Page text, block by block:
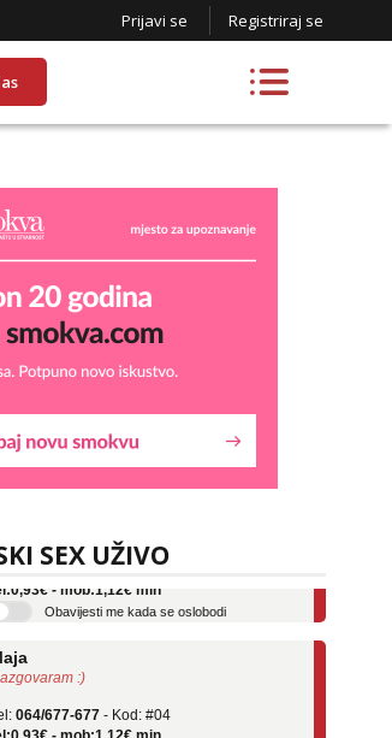
Prijavi se Registriraj se
SEX UŽIVO
064/677-677 - Kod: #69
- mob:1,12€ min
Obavijesti me kada se oslobodi
:)
- mob:1,12€ min
Obavijesti me kada se oslobodi